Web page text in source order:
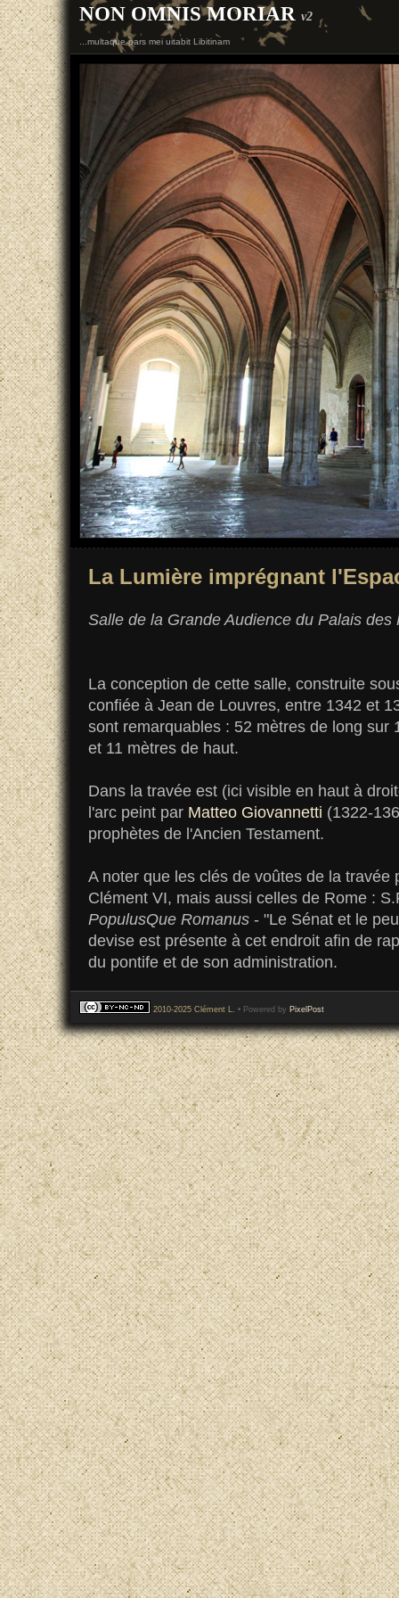
NON OMNIS MORIAR v2
...multaque pars mei uitabit Libitinam
La Lumière imprégnant
Salle de la Grande Audience du Palais des
La conception de cette salle, construite
confiée à Jean de Louvres, entre 1342 et
sont remarquables : 52 mètres de long sur
et 11 mètres de haut.
Dans la travée est (ici visible en haut à
l'arc peint par Matteo Giovannetti (1322-
prophètes de l'Ancien Testament.
A noter que les clés de voûtes de la travée
Clément VI, mais aussi celles de Rome :
PopulusQue Romanus - "Le Sénat et le
devise est présente à cet endroit afin de
du pontife et de son administration.
2010-2025 Clément L. • Powered by PixelPost